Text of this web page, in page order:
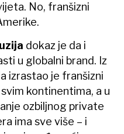
No, franšizni
dokaz je da i
u globalni brand. Iz
izrastao je franšizni
kontinentima, a u
ozbiljnog private
ima sve više – i